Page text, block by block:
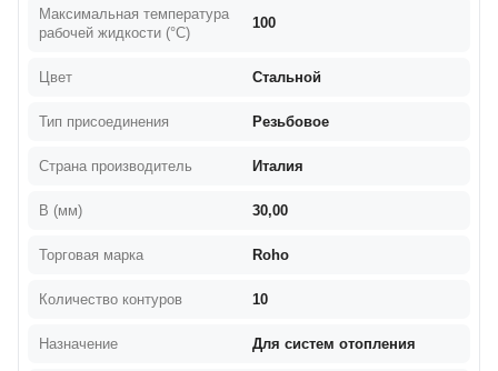
Максимальная температура
рабочей жидкости (°C)
100
Цвет Стальной
Тип присоединения Резьбовое
Страна производитель Италия
B (мм) 30,00
Торговая марка Roho
Количество контуров 10
Назначение Для систем отопления